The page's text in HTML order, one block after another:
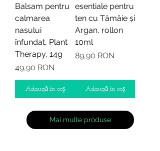
Balsam pentru
calmarea
nasului
înfundat, Plant
Therapy, 14g
Preț
49,90 RON
Adaugă în coș
esentiale pentru
ten cu Tămâie și
Argan, rollon
10ml
Preț
89,90 RON
Adaugă în coș
Mai multe produse